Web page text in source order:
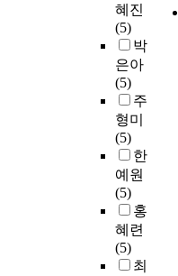
혜진
(5)
박
은아
(5)
주
형미
(5)
한
예원
(5)
홍
혜련
(5)
최